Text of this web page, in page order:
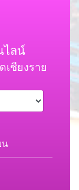
ไลน์
เชียงราย